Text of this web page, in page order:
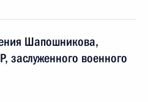
Шапошникова,
военного